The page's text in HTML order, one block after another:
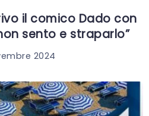
il comico Dado con
sento e straparlo”
2024